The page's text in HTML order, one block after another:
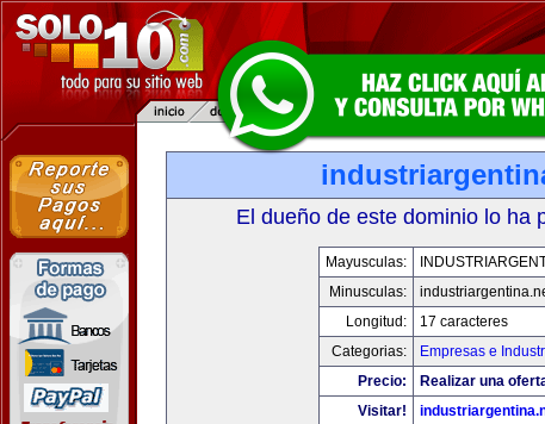
El dueño de este dominio lo ha
Mayusculas:
Minusculas:
Longitud:
17 caracteres
Categorias:
Empresas e
Precio:
Realizar una
Visitar!